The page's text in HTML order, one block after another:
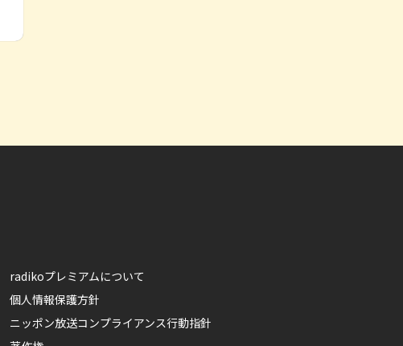
radikoプレミアムについて
個人情報保護方針
ニッポン放送コンプライアンス行動指針